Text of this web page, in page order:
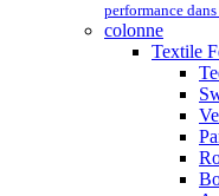
performance
colonne
Textile